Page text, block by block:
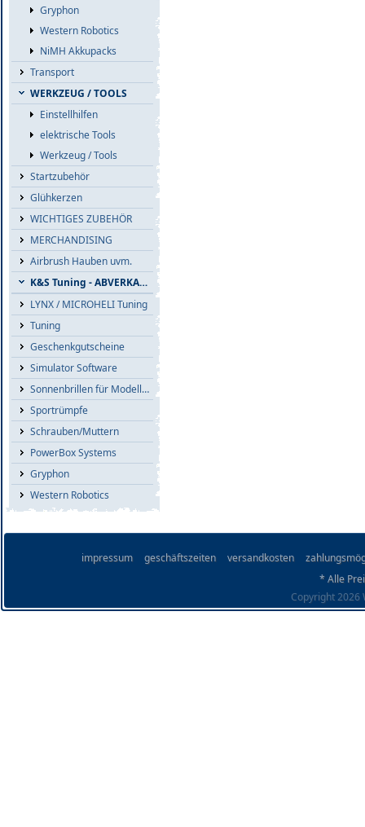
Gryphon
Western Robotics
NiMH Akkupacks
Transport
WERKZEUG / TOOLS
Einstellhilfen
elektrische Tools
Werkzeug / Tools
Startzubehör
Glühkerzen
WICHTIGES ZUBEHÖR
MERCHANDISING
Airbrush Hauben uvm.
K&S Tuning - ABVERKAUF
LYNX / MICROHELI Tuning
Tuning
Geschenkgutscheine
Simulator Software
Sonnenbrillen für Modellflieger
Sportrümpfe
Schrauben/Muttern
PowerBox Systems
Gryphon
Western Robotics
impressum geschäftszeiten versandkosten
* Alle
Copyright 2026